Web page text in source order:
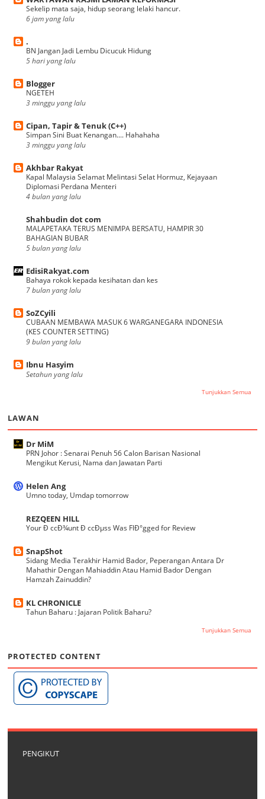
Sekelip mata saja, hidup seorang lelaki hancur.
6 jam yang lalu
.
BN Jangan Jadi Lembu Dicucuk Hidung
5 hari yang lalu
Blogger
NGETEH
3 minggu yang lalu
Cipan, Tapir & Tenuk (C++)
Simpan Sini Buat Kenangan.... Hahahaha
3 minggu yang lalu
Akhbar Rakyat
Kapal Malaysia Selamat Melintasi Selat Hormuz, Kejayaan
Diplomasi Perdana Menteri
4 bulan yang lalu
Shahbudin dot com
MALAPETAKA TERUS MENIMPA BERSATU, HAMPIR 30
BAHAGIAN BUBAR
5 bulan yang lalu
EdisiRakyat.com
Bahaya rokok kepada kesihatan dan kes
7 bulan yang lalu
SoZCyili
CUBAAN MEMBAWA MASUK 6 WARGANEGARA INDONESIA
(KES COUNTER SETTING)
9 bulan yang lalu
Ibnu Hasyim
Setahun yang lalu
Tunjukkan Semua
LAWAN
Dr MiM
PRN Johor : Senarai Penuh 56 Calon Barisan Nasional
Mengikut Kerusi, Nama dan Jawatan Parti
Helen Ang
Umno today, Umdap tomorrow
REZQEEN HILL
Your Ð ccÐ¾unt Ð ccÐµss Was FlÐ°gged for Review
SnapShot
Sidang Media Terakhir Hamid Bador, Peperangan Antara Dr
Mahathir Dengan Mahiaddin Atau Hamid Bador Dengan
Hamzah Zainuddin?
KL CHRONICLE
Tahun Baharu : Jajaran Politik Baharu?
Tunjukkan Semua
PROTECTED CONTENT
PENGIKUT